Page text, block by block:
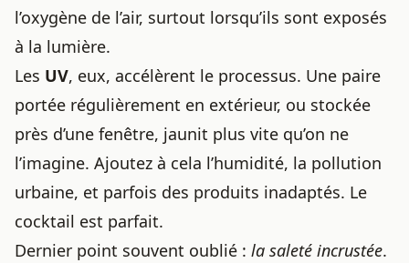
l’oxygène de l’air, surtout lorsqu’ils sont exposés
à la lumière.
Les UV, eux, accélèrent le processus. Une paire
portée régulièrement en extérieur, ou stockée
près d’une fenêtre, jaunit plus vite qu’on ne
l’imagine. Ajoutez à cela l’humidité, la pollution
urbaine, et parfois des produits inadaptés. Le
cocktail est parfait.
Dernier point souvent oublié : la saleté incrustée.